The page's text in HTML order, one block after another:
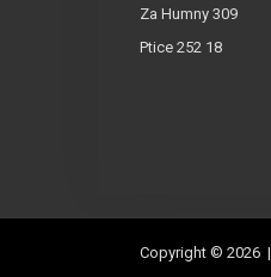
Za Humny 309
Ptice 252 18
Copyright © 2026 |